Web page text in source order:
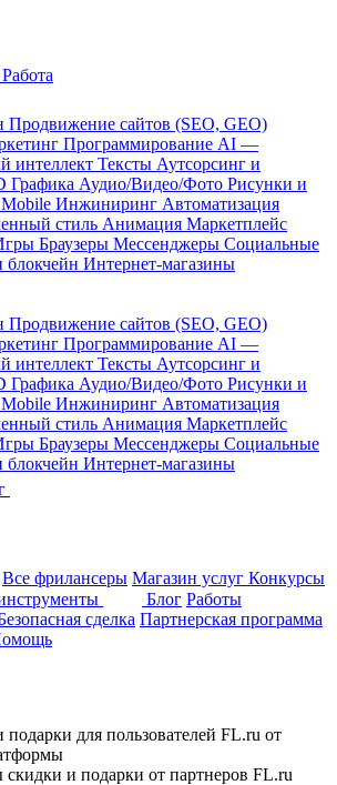
Работа
Продвижение сайтов (SEO, GEO)
Программирование AI —
интеллект Тексты Аутсорсинг и
Графика Аудио/Видео/Фото Рисунки и
Mobile Инжиниринг Автоматизация
стиль Анимация Маркетплейс
Браузеры Мессенджеры Социальные
Интернет-магазины
Продвижение сайтов (SEO, GEO)
Программирование AI —
интеллект Тексты Аутсорсинг и
Графика Аудио/Видео/Фото Рисунки и
Mobile Инжиниринг Автоматизация
стиль Анимация Маркетплейс
Браузеры Мессенджеры Социальные
Интернет-магазины
Все фрилансеры Магазин услуг Конкурсы
Блог Работы
сделка Партнерская программа
для пользователей FL.ru от
и подарки от партнеров FL.ru